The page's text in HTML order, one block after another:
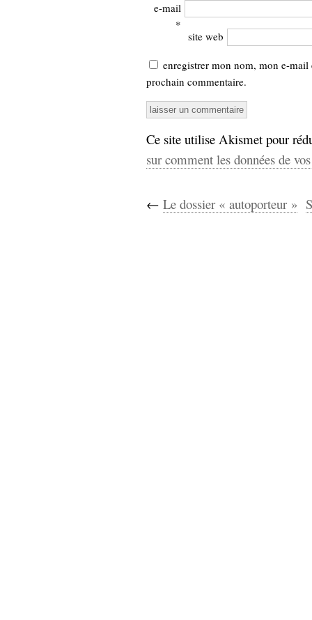
e-mail
*
site web
enregistrer mon nom, mon e-
prochain commentaire.
Ce site utilise Akismet pour
sur comment les données de
← Le dossier « autoporteur »